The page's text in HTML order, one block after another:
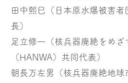
田中熙巳（日本原水爆被害者
長）
足立修一（核兵器廃絶をめざ
（HANWA）共同代表）
朝長万左男（核兵器廃絶地球